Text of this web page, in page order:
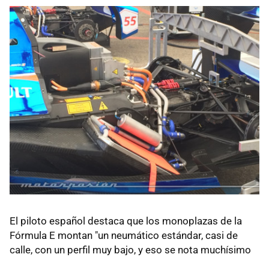
El piloto español destaca que los monoplazas de la
Fórmula E montan "un neumático estándar, casi de
calle, con un perfil muy bajo, y eso se nota muchísimo